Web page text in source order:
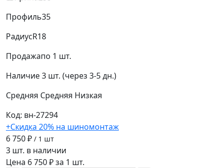
Профиль35
РадиусR18
Продажапо 1 шт.
Наличие3 шт. (через 3-5 дн.)
Средняя Средняя Низкая
Код: вн-27294
+Скидка 20% на шиномонтаж
6 750 ₽ / 1 шт
3 шт. в наличии
Цена 6 750 ₽ за 1 шт.